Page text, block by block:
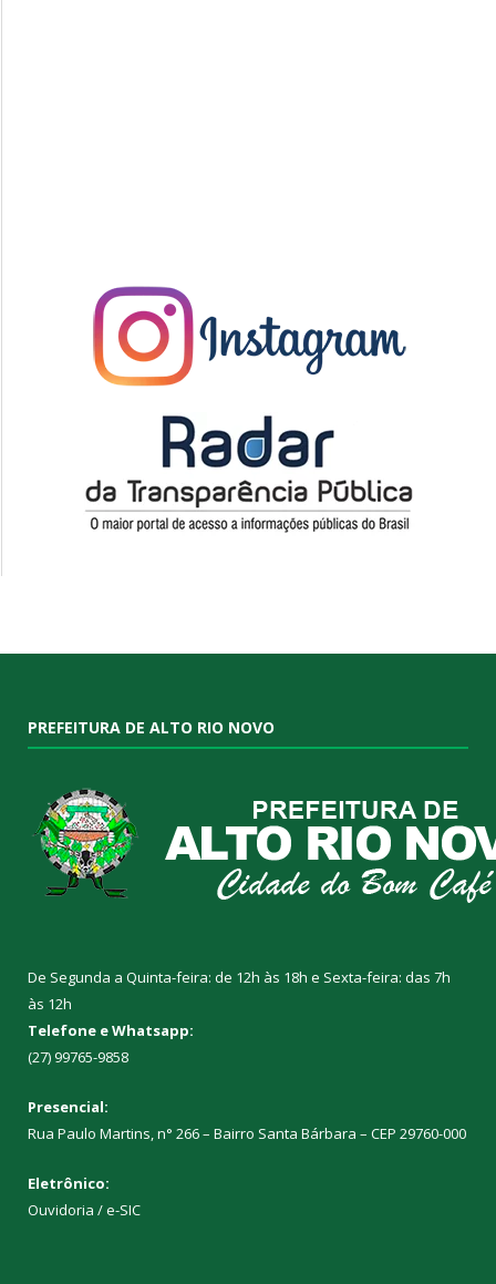
PREFEITURA DE ALTO RIO NOVO
De Segunda a Quinta-feira: de 12h às 18h e Sexta-feira: das 7h
às 12h
Telefone e Whatsapp:
(27) 99765-9858
Presencial:
Rua Paulo Martins, n° 266 – Bairro Santa Bárbara – CEP 29760-000
Eletrônico:
Ouvidoria /e-SIC